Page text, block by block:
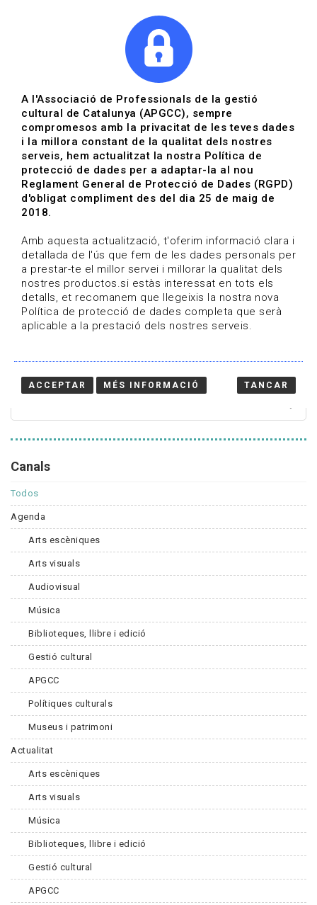
Actualitza't
Vols estar al dia?
HOME / BLOG
Estigues al dia
Convocatòries, activitats i notícies del sector de la
cultura.
Canals
Todos
Agenda
Arts escèniques
Arts visuals
Audiovisual
Música
Biblioteques, llibre i edició
Gestió cultural
APGCC
Polítiques culturals
Museus i patrimoni
Actualitat
Arts escèniques
Arts visuals
Música
Biblioteques, llibre i edició
Gestió cultural
APGCC
A l'Associació de Professionals de la gestió
cultural de Catalunya (APGCC), sempre
compromesos amb la privacitat de les teves dades
i la millora constant de la qualitat dels nostres
serveis, hem actualitzat la nostra Política de
protecció de dades per a adaptar-la al nou
Reglament General de Protecció de Dades (RGPD)
d'obligat compliment des del dia 25 de maig de
2018.
Amb aquesta actualització, t'oferim informació clara i
detallada de l'ús que fem de les dades personals per
a prestar-te el millor servei i millorar la qualitat dels
nostres productos.si estàs interessat en tots els
detalls, et recomanem que llegeixis la nostra nova
Política de protecció de dades completa que serà
aplicable a la prestació dels nostres serveis.
ACCEPTAR MÉS INFORMACIÓ TANCAR